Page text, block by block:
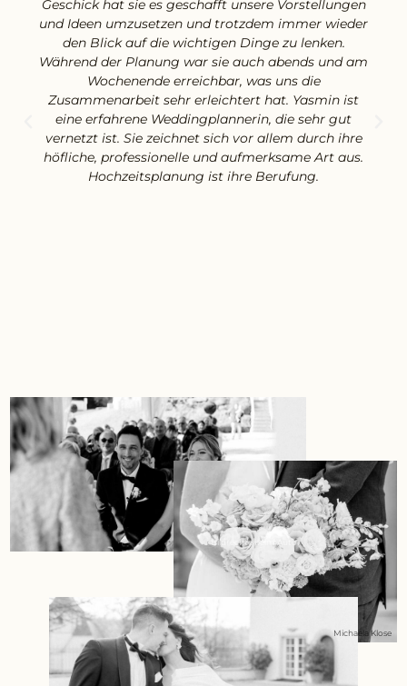
Geschick hat sie es geschafft unsere Vorstellungen
und Ideen umzusetzen und trotzdem immer wieder
den Blick auf die wichtigen Dinge zu lenken.
Während der Planung war sie auch abends und am
Wochenende erreichbar, was uns die
Zusammenarbeit sehr erleichtert hat. Yasmin ist
eine erfahrene Weddingplannerin, die sehr gut
vernetzt ist. Sie zeichnet sich vor allem durch ihre
höfliche, professionelle und aufmerksame Art aus.
Hochzeitsplanung ist ihre Berufung.
Bildrechte beim Autor
Michaela Klose